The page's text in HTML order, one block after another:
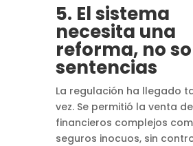
5. El sistema
necesita una
reforma, no
sentencias
La regulación ha llegado
vez. Se permitió la venta
financieros complejos
seguros inocuos, sin